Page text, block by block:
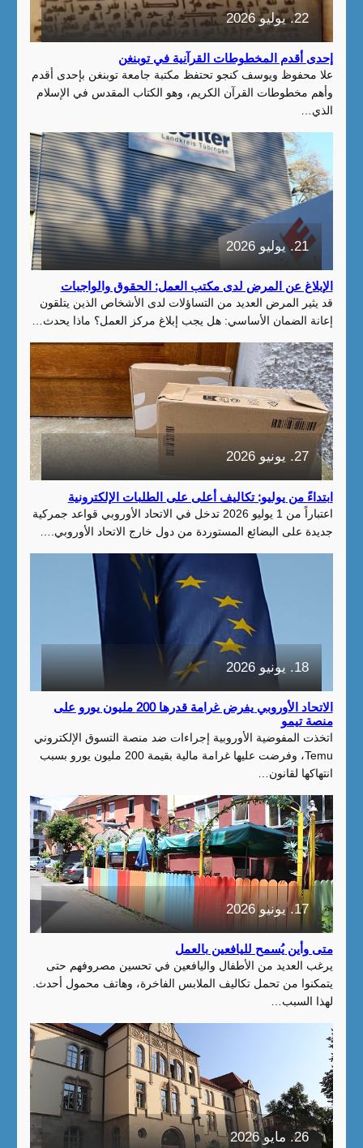
22. يوليو 2026
إحدى أقدم المخطوطات القرآنية في توبنغن
علا محفوظ ويوسف كنجو تحتفظ مكتبة جامعة توبنغن بإحدى أقدم
وأهم مخطوطات القرآن الكريم، وهو الكتاب المقدس في الإسلام
الذي…
21. يوليو 2026
الإبلاغ عن المرض لدى مكتب العمل: الحقوق والواجبات
قد يثير المرض العديد من التساؤلات لدى الأشخاص الذين يتلقون
إعانة الضمان الأساسي: هل يجب إبلاغ مركز العمل؟ ماذا يحدث…
27. يونيو 2026
ابتداءً من يوليو: تكاليف أعلى على الطلبات الإلكترونية
اعتباراً من 1 يوليو 2026 تدخل في الاتحاد الأوروبي قواعد جمركية
جديدة على البضائع المستوردة من دول خارج الاتحاد الأوروبي.…
18. يونيو 2026
الاتحاد الأوروبي يفرض غرامة قدرها 200 مليون يورو على
منصة تيمو
اتخذت المفوضية الأوروبية إجراءات ضد منصة التسوق الإلكتروني
Temu، وفرضت عليها غرامة مالية بقيمة 200 مليون يورو بسبب
انتهاكها لقانون…
17. يونيو 2026
متى وأين يُسمح لليافعين بالعمل
يرغب العديد من الأطفال واليافعين في تحسين مصروفهم حتى
يتمكنوا من تحمل تكاليف الملابس الفاخرة، وهاتف محمول أحدث.
لهذا السبب…
26. مايو 2026